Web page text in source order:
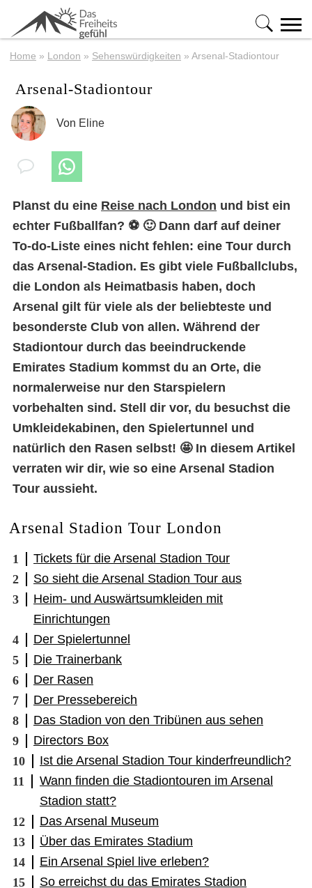
Home » London » Sehenswürdigkeiten » Arsenal-Stadiontour
Arsenal-Stadiontour
Von Eline
Planst du eine Reise nach London und bist ein
echter Fußballfan? ⚽️ 🙂 Dann darf auf deiner
To-do-Liste eines nicht fehlen: eine Tour durch
das Arsenal-Stadion. Es gibt viele Fußballclubs,
die London als Heimatbasis haben, doch
Arsenal gilt für viele als der beliebteste und
besonderste Club von allen. Während der
Stadiontour durch das beeindruckende
Emirates Stadium kommst du an Orte, die
normalerweise nur den Starspielern
vorbehalten sind. Stell dir vor, du besuchst die
Umkleidekabinen, den Spielertunnel und
natürlich den Rasen selbst! 🤩 In diesem Artikel
verraten wir dir, wie so eine Arsenal Stadion
Tour aussieht.
Arsenal Stadion Tour London
Tickets für die Arsenal Stadion Tour
So sieht die Arsenal Stadion Tour aus
Heim- und Auswärtsumkleiden mit
Einrichtungen
Der Spielertunnel
Die Trainerbank
Der Rasen
Der Pressebereich
Das Stadion von den Tribünen aus sehen
Directors Box
Ist die Arsenal Stadion Tour kinderfreundlich?
Wann finden die Stadiontouren im Arsenal
Stadion statt?
Das Arsenal Museum
Über das Emirates Stadium
Ein Arsenal Spiel live erleben?
So erreichst du das Emirates Stadion